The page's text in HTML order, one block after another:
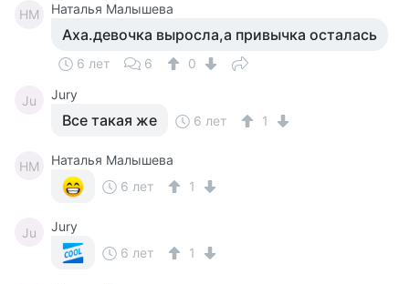
НМ Наталья Малышева
Аха.девочка выросла,а привычка осталась
6 лет 6 0
Ju Jury
Все такая же 6 лет 1
НМ
Наталья Малышева
6 лет
1
Ju
Jury
6 лет
1